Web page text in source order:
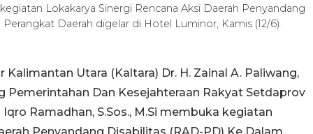
Lokakarya Sinergi Rencana Aksi Daerah Penyandang
Daerah digelar di Hotel Luminor, Kamis (12/6).
Kalimantan Utara (Kaltara) Dr. H. Zainal A. Paliwang,
Pemerintahan Dan Kesejahteraan Rakyat Setdaprov
Ramadhan, S.Sos., M.Si membuka kegiatan
Penyandang Disabilitas (RAD-PD) Ke Dalam